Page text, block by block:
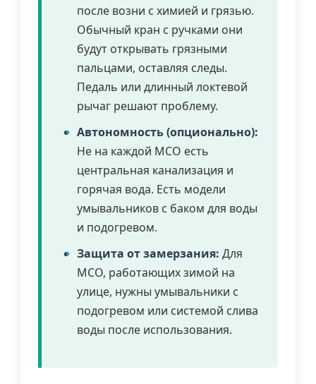
после возни с химией и грязью.
Обычный кран с ручками они
будут открывать грязными
пальцами, оставляя следы.
Педаль или длинный локтевой
рычаг решают проблему.
Автономность (опционально):
Не на каждой МСО есть
центральная канализация и
горячая вода. Есть модели
умывальников с баком для воды
и подогревом.
Защита от замерзания: Для
МСО, работающих зимой на
улице, нужны умывальники с
подогревом или системой слива
воды после использования.